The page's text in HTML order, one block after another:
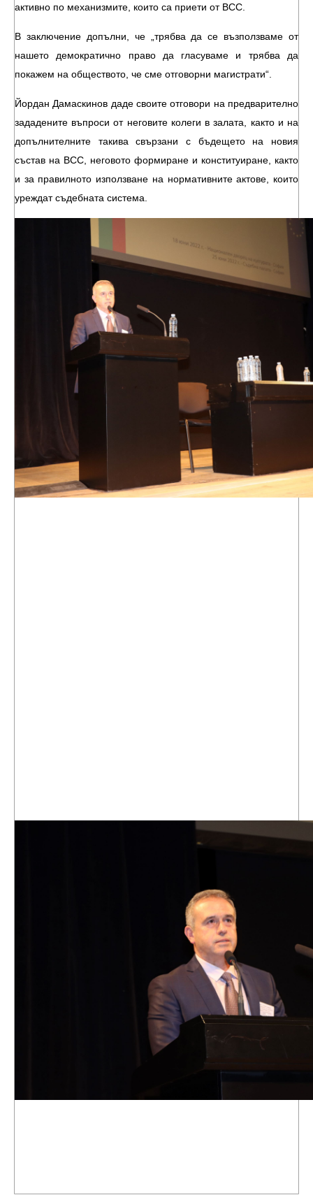
активно по механизмите, които са приети от ВСС.
В заключение допълни, че „трябва да се възползваме от
нашето демократично право да гласуваме и трябва да
покажем на обществото, че сме отговорни магистрати“.
Йордан Дамаскинов даде своите отговори на предварително
зададените въпроси от неговите колеги в залата, както и на
допълнителните такива свързани с бъдещето на новия
състав на ВСС, неговото формиране и конституиране, както
и за правилното използване на нормативните актове, които
уреждат съдебната система.